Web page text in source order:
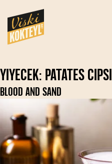
Yiyecek: Patates Cipsi
BLOOD AND SAND